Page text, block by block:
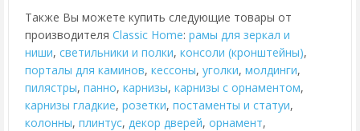
Также Вы можете купить следующие товары от
производителя Classic Home: рамы для зеркал и
ниши, cветильники и полки, консоли (кронштейны),
порталы для каминов, кессоны, уголки, молдинги,
пилястры, панно, карнизы, карнизы с орнаментом,
карнизы гладкие, розетки, постаменты и статуи,
колонны, плинтус, декор дверей, орнамент,